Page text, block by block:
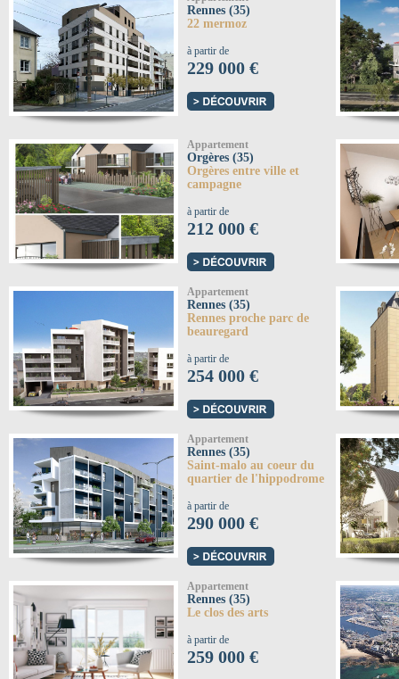
Rennes (35)
22 mermoz
à partir de
229 000 €
Appartement
Orgères (35)
Orgères entre ville et
campagne
à partir de
212 000 €
Appartement
Rennes (35)
Rennes proche parc de
beauregard
à partir de
254 000 €
Appartement
Rennes (35)
Saint-malo au coeur du
quartier de l'hippodrome
à partir de
290 000 €
Appartement
Rennes (35)
Le clos des arts
à partir de
259 000 €